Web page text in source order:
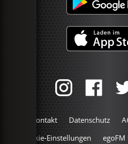
Kontakt Datenschutz
Cookie-Einstellungen